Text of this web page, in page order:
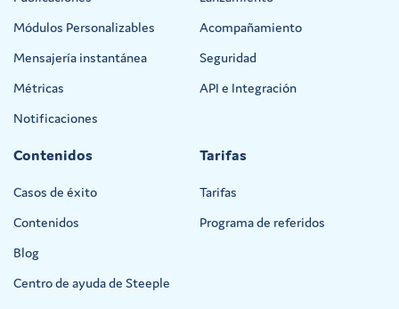
Módulos Personalizables
Mensajería instantánea
Métricas
Notificaciones
Acompañamiento
Seguridad
API e Integración
Contenidos
Casos de éxito
Contenidos
Blog
Centro de ayuda de Steeple
Tarifas
Tarifas
Programa de referidos